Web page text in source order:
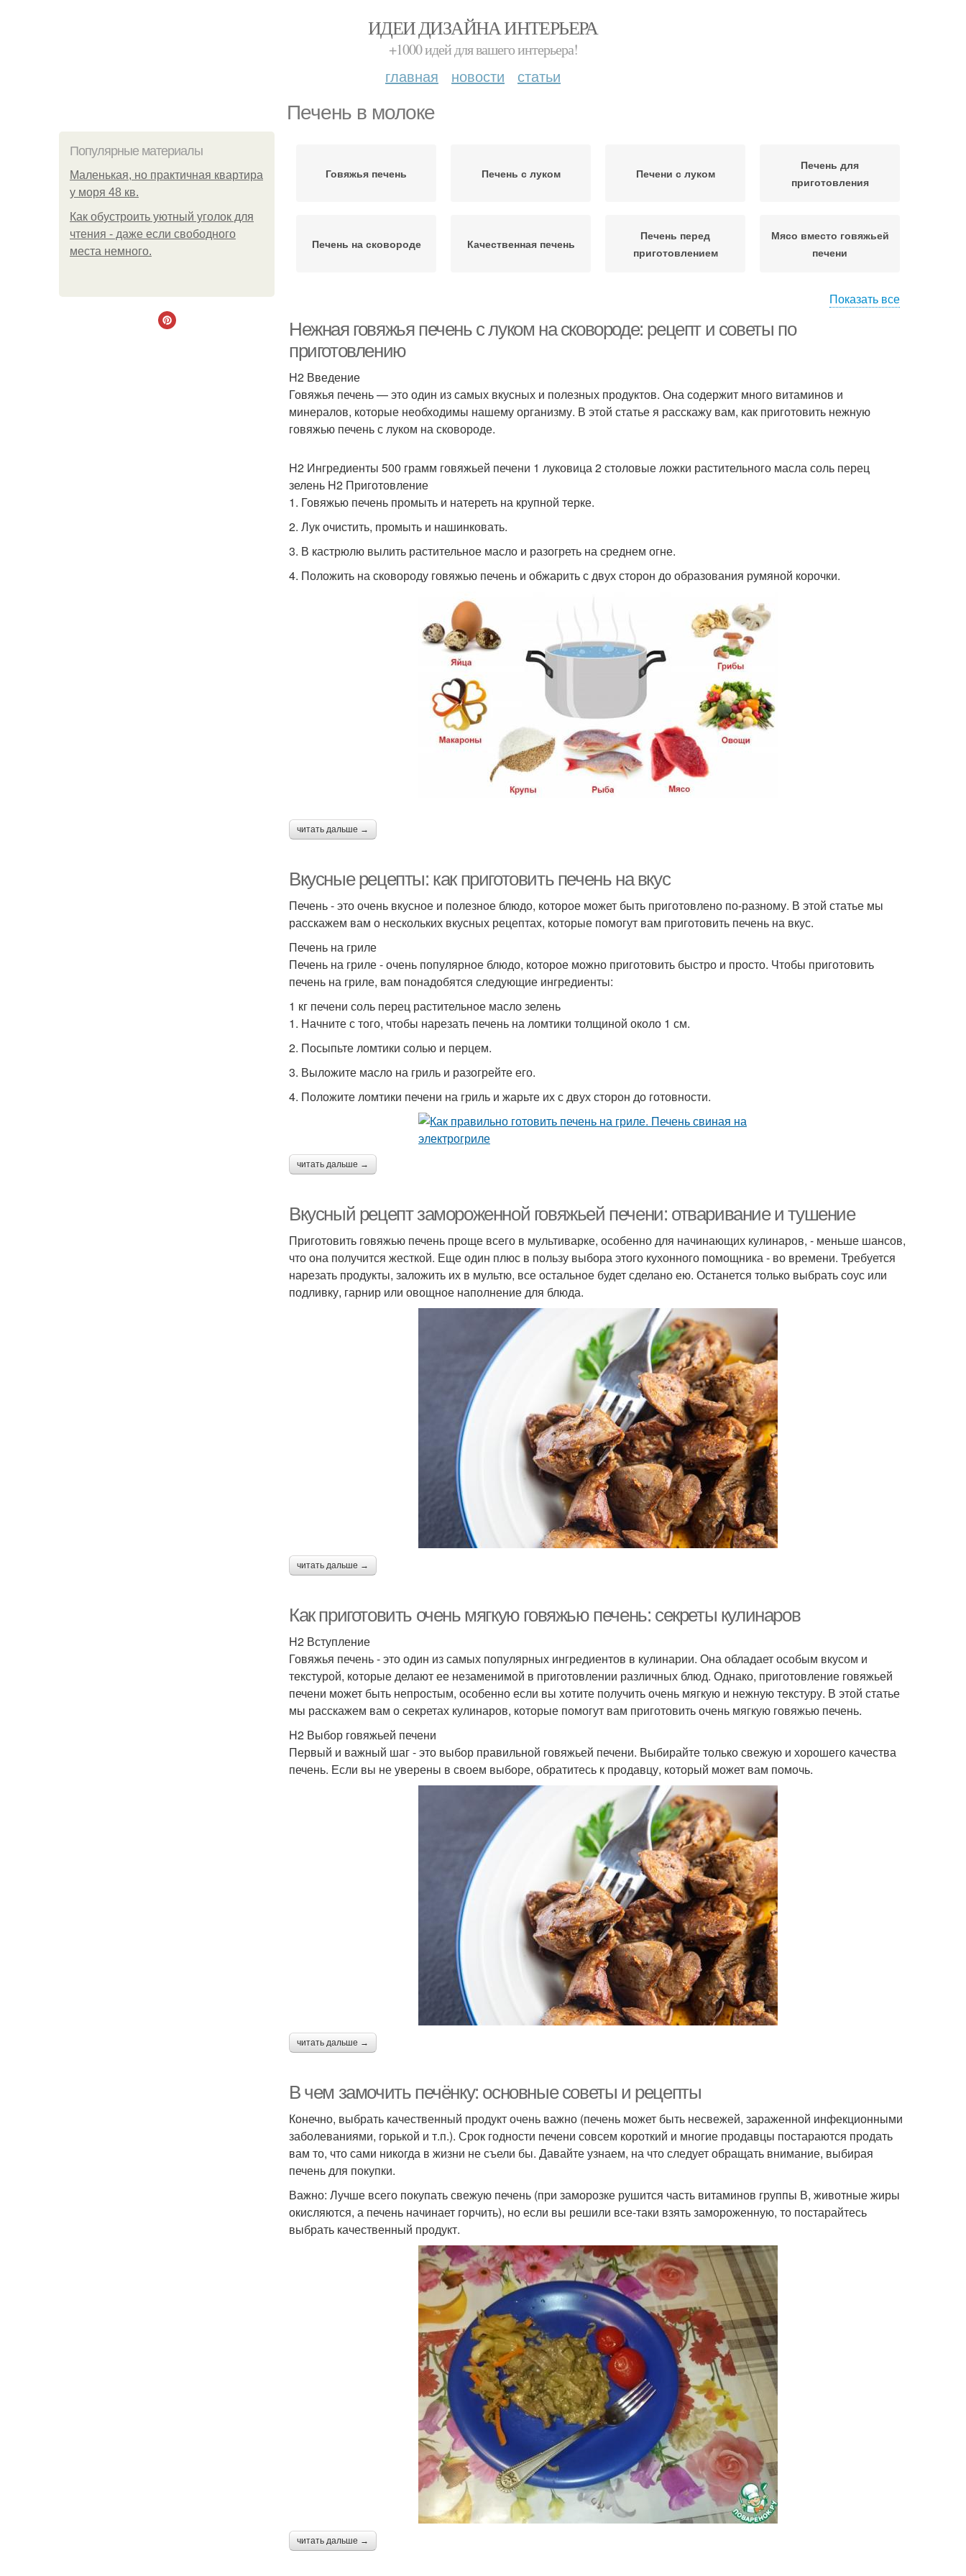
ИДЕИ ДИЗАЙНА ИНТЕРЬЕРА
+1000 идей для вашего интерьера!
главная новости статьи
Печень в молоке
Популярные материалы
Маленькая, но практичная квартира
у моря 48 кв.
Как обустроить уютный уголок для
чтения - даже если свободного
места немного.
Говяжья печень Печень с луком Печени с луком
Печень для
приготовления
Печень на сковороде Качественная печень
Печень перед
приготовлением
Мясо вместо говяжьей
печени
Ингредиенты для
Блюда из печени
печени
печени
печени
приготовления
Печень на стол
приготовлении
Печени в соусе Печени со специями
Салат из говяжьей
печени
Печень в сливочном
соусе
классическому рецепту
Печени по
Свиная печень Печень на сковородке Печень в сметане
Печень с перцем
Печени на гриле Куриная печень Телячья печень
Показать все
Нежная говяжья печень с луком на сковороде: рецепт и советы по
приготовлению
H2 Введение
Говяжья печень — это один из самых вкусных и полезных продуктов. Она содержит много витаминов и
минералов, которые необходимы нашему организму. В этой статье я расскажу вам, как приготовить нежную
говяжью печень с луком на сковороде.
H2 Ингредиенты 500 грамм говяжьей печени 1 луковица 2 столовые ложки растительного масла соль перец
зелень H2 Приготовление
1. Говяжью печень промыть и натереть на крупной терке.
2. Лук очистить, промыть и нашинковать.
3. В кастрюлю вылить растительное масло и разогреть на среднем огне.
4. Положить на сковороду говяжью печень и обжарить с двух сторон до образования румяной корочки.
читать дальше →
Вкусные рецепты: как приготовить печень на вкус
Печень - это очень вкусное и полезное блюдо, которое может быть приготовлено по-разному. В этой статье мы
расскажем вам о нескольких вкусных рецептах, которые помогут вам приготовить печень на вкус.
Печень на гриле
Печень на гриле - очень популярное блюдо, которое можно приготовить быстро и просто. Чтобы приготовить
печень на гриле, вам понадобятся следующие ингредиенты:
1 кг печени соль перец растительное масло зелень
1. Начните с того, чтобы нарезать печень на ломтики толщиной около 1 см.
2. Посыпьте ломтики солью и перцем.
3. Выложите масло на гриль и разогрейте его.
4. Положите ломтики печени на гриль и жарьте их с двух сторон до готовности.
читать дальше →
Вкусный рецепт замороженной говяжьей печени: отваривание и тушение
Приготовить говяжью печень проще всего в мультиварке, особенно для начинающих кулинаров, - меньше шансов,
что она получится жесткой. Еще один плюс в пользу выбора этого кухонного помощника - во времени. Требуется
нарезать продукты, заложить их в мультю, все остальное будет сделано ею. Останется только выбрать соус или
подливку, гарнир или овощное наполнение для блюда.
читать дальше →
Как приготовить очень мягкую говяжью печень: секреты кулинаров
H2 Вступление
Говяжья печень - это один из самых популярных ингредиентов в кулинарии. Она обладает особым вкусом и
текстурой, которые делают ее незаменимой в приготовлении различных блюд. Однако, приготовление говяжьей
печени может быть непростым, особенно если вы хотите получить очень мягкую и нежную текстуру. В этой статье
мы расскажем вам о секретах кулинаров, которые помогут вам приготовить очень мягкую говяжью печень.
H2 Выбор говяжьей печени
Первый и важный шаг - это выбор правильной говяжьей печени. Выбирайте только свежую и хорошего качества
печень. Если вы не уверены в своем выборе, обратитесь к продавцу, который может вам помочь.
читать дальше →
В чем замочить печёнку: основные советы и рецепты
Конечно, выбрать качественный продукт очень важно (печень может быть несвежей, зараженной инфекционными
заболеваниями, горькой и т.п.). Срок годности печени совсем короткий и многие продавцы постараются продать
вам то, что сами никогда в жизни не съели бы. Давайте узнаем, на что следует обращать внимание, выбирая
печень для покупки.
Важно: Лучше всего покупать свежую печень (при заморозке рушится часть витаминов группы В, животные жиры
окисляются, а печень начинает горчить), но если вы решили все-таки взять замороженную, то постарайтесь
выбрать качественный продукт.
читать дальше →